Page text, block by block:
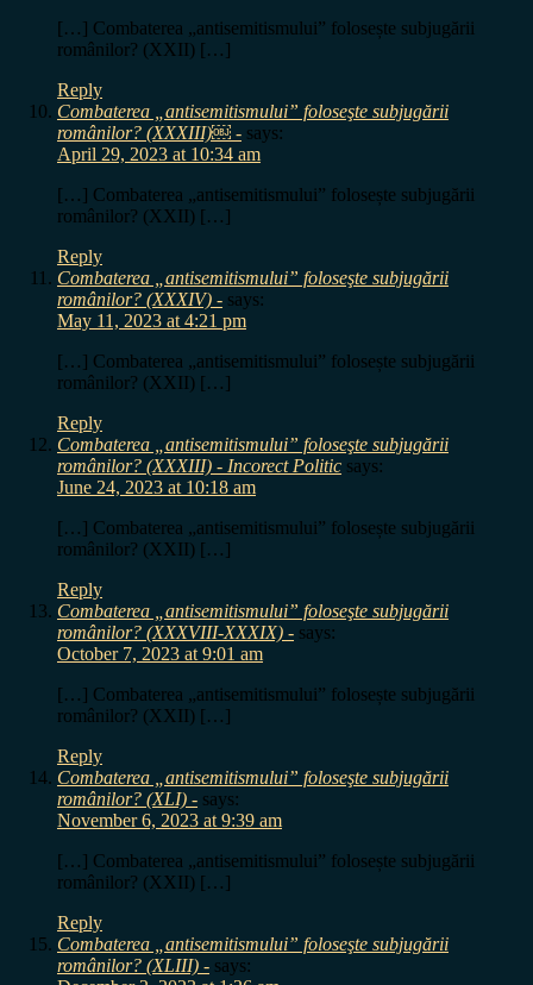
[…] Combaterea „antisemitismului” folosește subjugării
românilor? (XXII) […]
Reply
Combaterea „antisemitismului” foloseşte subjugării
românilor? (XXXIII)￼ - says:
April 29, 2023 at 10:34 am
[…] Combaterea „antisemitismului” folosește subjugării
românilor? (XXII) […]
Reply
Combaterea „antisemitismului” foloseşte subjugării
românilor? (XXXIV) - says:
May 11, 2023 at 4:21 pm
[…] Combaterea „antisemitismului” folosește subjugării
românilor? (XXII) […]
Reply
Combaterea „antisemitismului” foloseşte subjugării
românilor? (XXXIII) - Incorect Politic says:
June 24, 2023 at 10:18 am
[…] Combaterea „antisemitismului” folosește subjugării
românilor? (XXII) […]
Reply
Combaterea „antisemitismului” foloseşte subjugării
românilor? (XXXVIII-XXXIX) - says:
October 7, 2023 at 9:01 am
[…] Combaterea „antisemitismului” folosește subjugării
românilor? (XXII) […]
Reply
Combaterea „antisemitismului” foloseşte subjugării
românilor? (XLI) - says:
November 6, 2023 at 9:39 am
[…] Combaterea „antisemitismului” folosește subjugării
românilor? (XXII) […]
Reply
Combaterea „antisemitismului” foloseşte subjugării
românilor? (XLIII) - says: